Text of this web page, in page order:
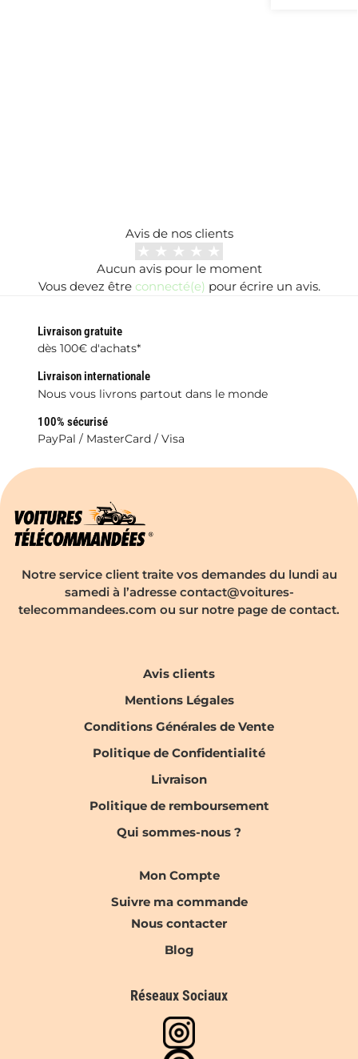
Avis de nos clients
Aucun avis pour le moment
Vous devez être connecté(e) pour écrire un avis.
Livraison gratuite
dès 100€ d'achats*
Livraison internationale
Nous vous livrons partout dans le monde
100% sécurisé
PayPal / MasterCard / Visa
Notre service client traite vos demandes du lundi au
samedi à l’adresse contact@voitures-
telecommandees.com ou sur notre page de contact.
Avis clients
Mentions Légales
Conditions Générales de Vente
Politique de Confidentialité
Livraison
Politique de remboursement
Qui sommes-nous ?
Mon Compte
Suivre ma commande
Nous contacter
Blog
Réseaux Sociaux